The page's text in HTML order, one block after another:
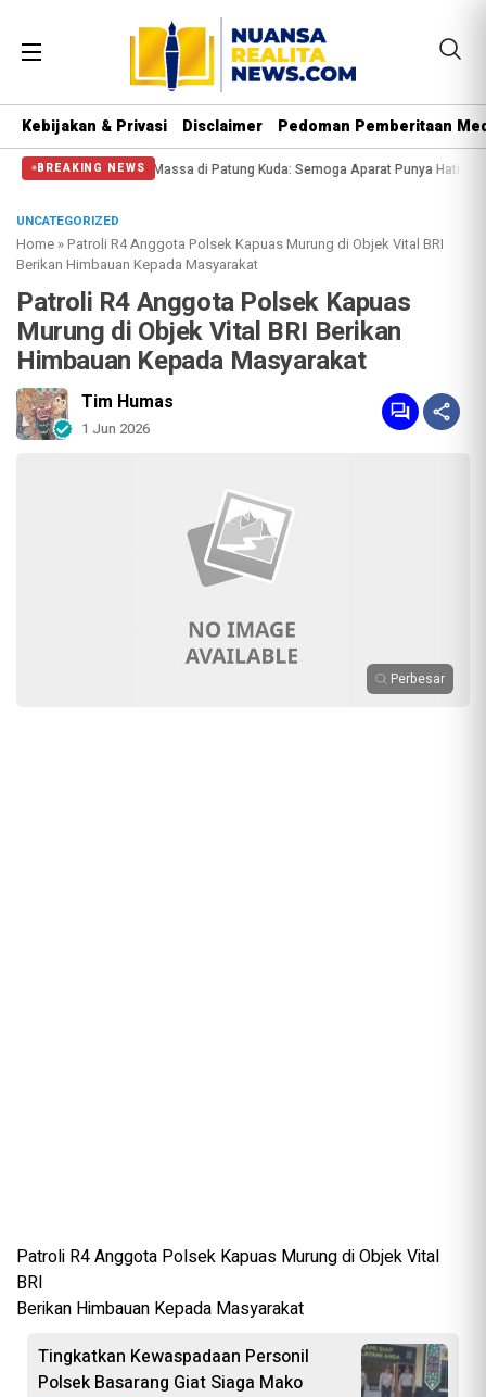
Kebijakan & Privasi Disclaimer Pedoman Pemberitaan
BREAKING NEWS
Massa di Patung Kuda: Semoga Aparat Punya Hati Nurani Massa
UNCATEGORIZED
Home »Patroli R4 Anggota Polsek Kapuas Murung di Objek Vital BRI
Berikan Himbauan Kepada Masyarakat
Patroli R4 Anggota Polsek Kapuas
Murung di Objek Vital BRI Berikan
Himbauan Kepada Masyarakat
Tim Humas
1 Jun 2026
Perbesar
Patroli R4 Anggota Polsek Kapuas Murung di Objek Vital
BRI
Berikan Himbauan Kepada Masyarakat
Tingkatkan Kewaspadaan Personil
Polsek Basarang Giat Siaga Mako